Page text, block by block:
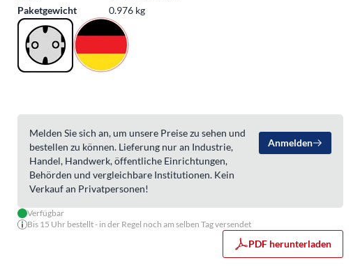
Paketgewicht
0.976 kg
Melden Sie sich an, um unsere Preise zu sehen und
bestellen zu können. Lieferung nur an Industrie,
Handel, Handwerk, öffentliche Einrichtungen,
Behörden und vergleichbare Institutionen. Kein
Verkauf an Privatpersonen!
Anmelden
Verfügbar
Bis 15 Uhr bestellt - in der Regel noch am selben Tag versendet
PDF herunterladen